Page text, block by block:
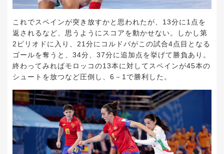
これでスペインが突き放すかと思われたが、13分に1点を
返されるなど、思うようにスコアを動かせない。しかし第
2ピリオドに入り、21分にコルドバがこの試合4点目となる
ゴールを奪うと、34分、37分に追加点を挙げて勝負あり。
終わってみればモロッコの13本に対してスペインが45本の
シュートを放つなど圧倒し、6－1で勝利した。